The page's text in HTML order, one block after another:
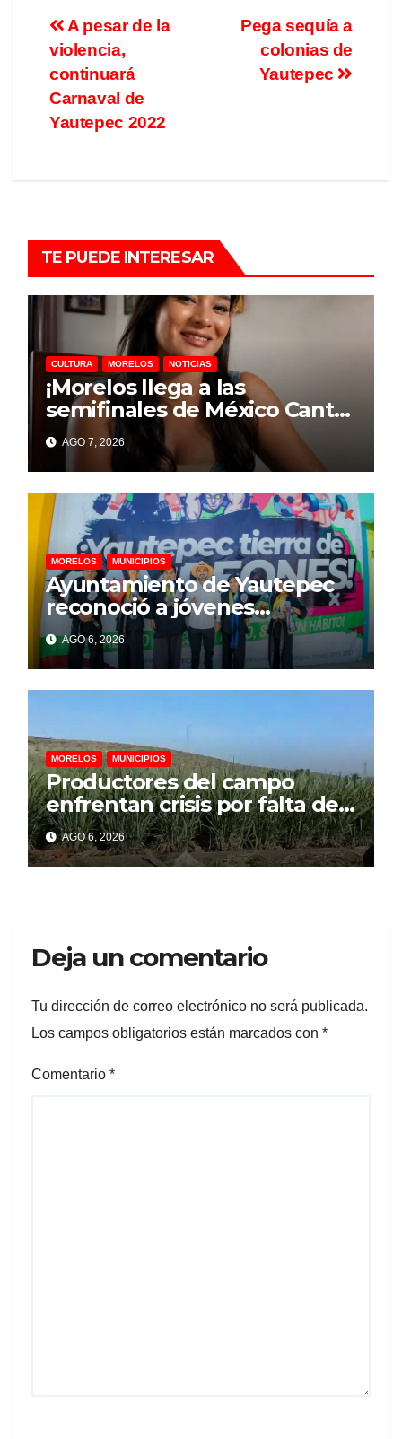
Pega sequía a
colonias de
Yautepec
A pesar de la
violencia,
continuará
Carnaval de
Yautepec 2022
TE PUEDE INTERESAR
CULTURA MORELOS NOTICIAS
¡Morelos llega a las
semifinales de México Canta
2026!
AGO 7, 2026
MORELOS MUNICIPIOS
Ayuntamiento de Yautepec
reconoció a jóvenes
campeones de Lima Lama
rumbo a competencia
internacional
AGO 6, 2026
MORELOS MUNICIPIOS
Productores del campo
enfrentan crisis por falta de
financiamiento, advierte
representante cañero
AGO 6, 2026
Deja un comentario
Tu dirección de correo electrónico no será publicada.
Los campos obligatorios están marcados con *
Comentario *